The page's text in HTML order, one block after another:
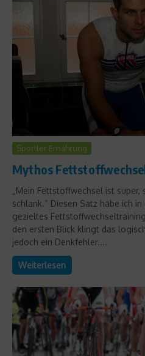
Sportler Ernährung
Mythos
„Mein Fettstoffwechsel ist
schlank.“ Diesen Satz habe ich
gezieltes
den ersten Blick klingt das
jedoch ein Denkfehler....
Weiterlesen